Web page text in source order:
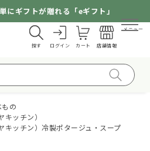
にギフトが贈れる「eギフト」
探す ログイン カート 店舗情報
メニュー
の
キッチン）
キッチン）冷製ポタージュ・スープ